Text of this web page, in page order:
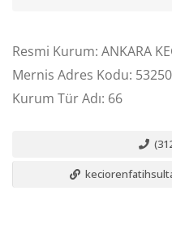
Resmi Kurum: ANKARA
Mernis Adres Kodu:
Kurum Tür Adı: 66